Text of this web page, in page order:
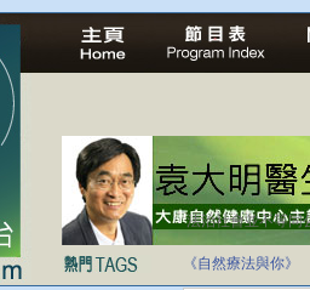
法治社會並不等同
自家教育合法化-
《自然療法與你》